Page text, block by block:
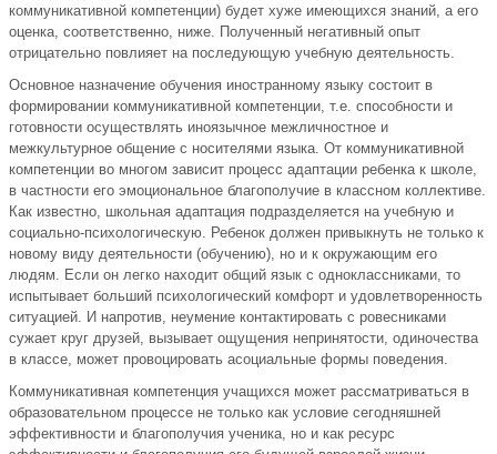
коммуникативной компетенции) будет хуже имеющихся знаний, а его
оценка, соответственно, ниже. Полученный негативный опыт
отрицательно повлияет на последующую учебную деятельность.
Основное назначение обучения иностранному языку состоит в
формировании коммуникативной компетенции, т.е. способности и
готовности осуществлять иноязычное межличностное и
межкультурное общение с носителями языка. От коммуникативной
компетенции во многом зависит процесс адаптации ребенка к школе,
в частности его эмоциональное благополучие в классном коллективе.
Как известно, школьная адаптация подразделяется на учебную и
социально-психологическую. Ребенок должен привыкнуть не только к
новому виду деятельности (обучению), но и к окружающим его
людям. Если он легко находит общий язык с одноклассниками, то
испытывает больший психологический комфорт и удовлетворенность
ситуацией. И напротив, неумение контактировать с ровесниками
сужает круг друзей, вызывает ощущения непринятости, одиночества
в классе, может провоцировать асоциальные формы поведения.
Коммуникативная компетенция учащихся может рассматриваться в
образовательном процессе не только как условие сегодняшней
эффективности и благополучия ученика, но и как ресурс